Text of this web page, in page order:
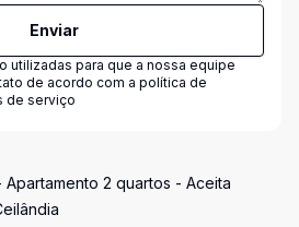
Enviar
utilizadas para que a nossa equipe
de acordo com a política de
de serviço
Apartamento 2 quartos - Aceita